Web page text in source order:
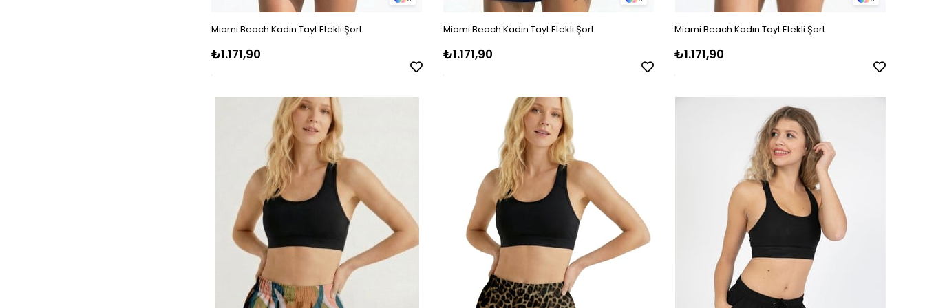
Miami Beach Kadın Tayt Etekli Şort
₺1.171,90
Miami Beach Kadın Tayt Etekli Şort
₺1.171,90
Miami Beach Kadın Tayt Etekli Şort
₺1.171,90